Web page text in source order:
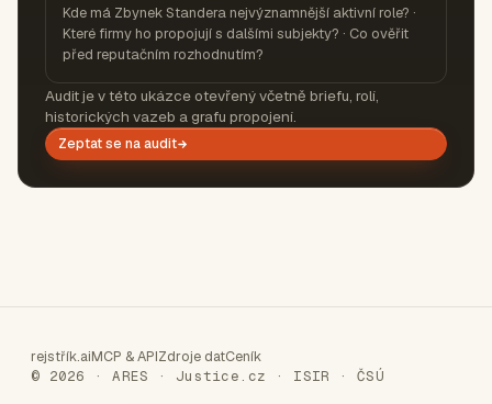
Kde má Zbynek Standera nejvýznamnější aktivní role? ·
Které firmy ho propojují s dalšími subjekty? · Co ověřit
před reputačním rozhodnutím?
Audit je v této ukázce otevřený včetně briefu, rolí,
historických vazeb a grafu propojení.
Zeptat se na audit
rejstřík.aiMCP & APIZdroje datCeník
© 2026 · ARES · Justice.cz · ISIR · ČSÚ